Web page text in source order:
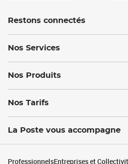
Restons connectés
Nos Services
Nos Produits
Nos Tarifs
La Poste vous accompagne
ProfessionnelsEntreprises et